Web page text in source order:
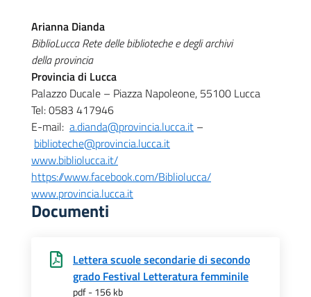
Arianna Dianda
BiblioLucca Rete delle biblioteche e degli archivi
della provincia
Provincia di Lucca
Palazzo Ducale – Piazza Napoleone, 55100 Lucca
Tel: 0583 417946
E-mail: a.dianda@provincia.lucca.it –
biblioteche@provincia.lucca.it
www.bibliolucca.it/
https://www.facebook.com/Bibliolucca/
www.provincia.lucca.it
Documenti
Lettera scuole secondarie di secondo
grado Festival Letteratura femminile
pdf - 156 kb